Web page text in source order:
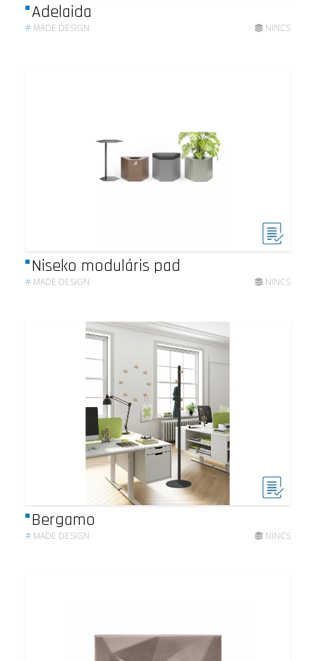
Adelaida
# MADE DESIGN NINCS
Niseko moduláris pad
# MADE DESIGN NINCS
Bergamo
# MADE DESIGN NINCS